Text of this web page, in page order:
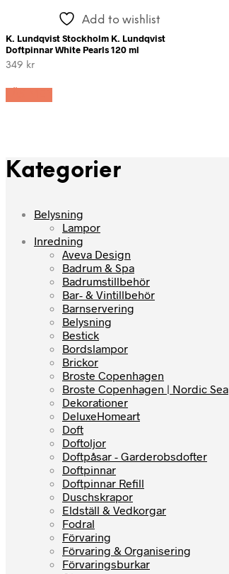
Add to wishlist
K. Lundqvist Stockholm K. Lundqvist
Doftpinnar White Pearls 120 ml
349 kr
Kategorier
Belysning
Lampor
Inredning
Aveva Design
Badrum & Spa
Badrumstillbehör
Bar- & Vintillbehör
Barnservering
Belysning
Bestick
Bordslampor
Brickor
Broste Copenhagen
Broste Copenhagen | Nordic Sea
Dekorationer
DeluxeHomeart
Doft
Doftoljor
Doftpåsar - Garderobsdofter
Doftpinnar
Doftpinnar Refill
Duschskrapor
Eldställ & Vedkorgar
Fodral
Förvaring
Förvaring & Organisering
Förvaringsburkar